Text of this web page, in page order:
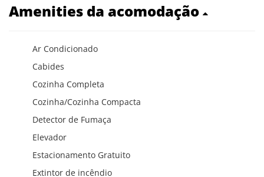
Amenities da acomodação
Ar Condicionado
Cabides
Cozinha Completa
Cozinha/Cozinha Compacta
Detector de Fumaça
Elevador
Estacionamento Gratuito
Extintor de incêndio